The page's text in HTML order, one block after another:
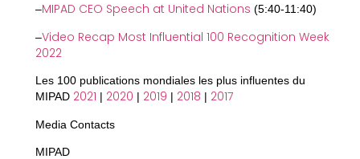
–MIPAD CEO Speech at United Nations (5:40-11:40)
–Video Recap Most Influential 100 Recognition Week
2022
Les 100 publications mondiales les plus influentes du
MIPAD 2021 | 2020 | 2019 | 2018 | 2017
Media Contacts
MIPAD